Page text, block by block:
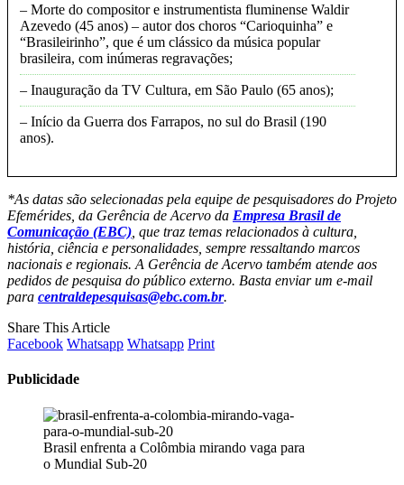
Morte do compositor e instrumentista fluminense Waldir
Azevedo (45 anos) – autor dos choros “Carioquinha” e
“Brasileirinho”, que é um clássico da música popular
brasileira, com inúmeras regravações
Inauguração da TV Cultura, em São Paulo (65 anos)
Início da Guerra dos Farrapos, no sul do Brasil (190
anos)
*As datas são selecionadas pela equipe de pesquisadores do Projeto
Efemérides, da Gerência de Acervo da Empresa Brasil de
Comunicação (EBC) , que traz temas relacionados à cultura,
história, ciência e personalidades, sempre ressaltando marcos
nacionais e regionais. A Gerência de Acervo também atende aos
pedidos de pesquisa do público externo. Basta enviar um e-mail
para centraldepesquisas@ebc.com.br.
Share This Article
Facebook Whatsapp Whatsapp Print
Publicidade
Brasil enfrenta a Colômbia mirando vaga para
o Mundial Sub-20